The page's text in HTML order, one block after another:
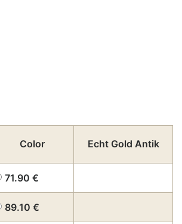
Color Echt Gold Antik
71.90 €
89.10 €